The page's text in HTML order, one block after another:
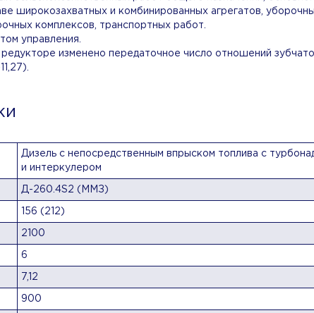
широкозахватных и комбинированных агрегатов,
комплексов, транспортных работ.
управления.
изменено передаточное число отношений
Дизель с непосредственным впрыском топлива с
и интеркулером
Д-260.4S2 (ММЗ)
156 (212)
2100
6
7,12
900